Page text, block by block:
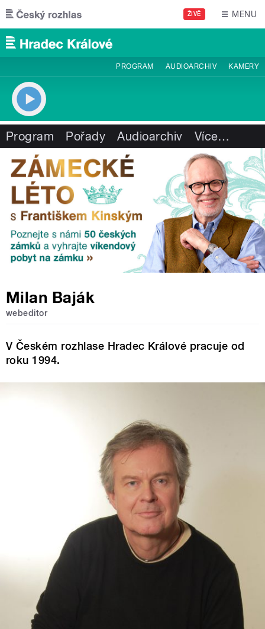
Přejít k hlavnímu obsahu
ŽIVĚ MENU
PROGRAM AUDIOARCHIV KAMERY
Program Pořady Audioarchiv Více…
Milan Baják
webeditor
V Českém rozhlase Hradec Králové pracuje od
roku 1994.